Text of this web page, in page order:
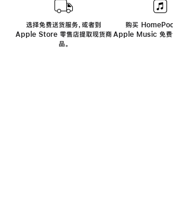
选择免费送货服务，或者到
Apple Store 零售店提取现货商
品。
购买
Apple Music 免费